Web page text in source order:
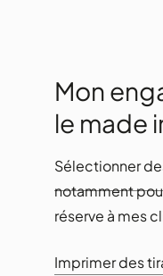
Mon
le made
Sélectionner
notamment
réserve à mes
Imprimer des